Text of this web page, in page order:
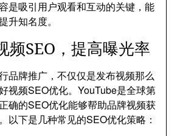
是吸引用户观看和互动的关键，能
升知名度。
频SEO，提高曝光率
品牌推广，不仅仅是发布视频那么
视频SEO优化。YouTube是全球第
确的SEO优化能够帮助品牌视频获
以下是几种常见的SEO优化策略：